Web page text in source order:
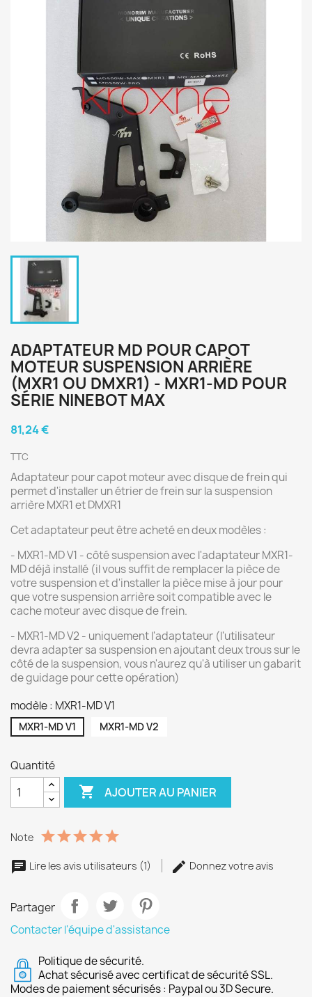
ADAPTATEUR MD POUR CAPOT
MOTEUR SUSPENSION ARRIÈRE
(MXR1 OU DMXR1) - MXR1-MD POUR
SÉRIE NINEBOT MAX
81,24 €
TTC
Adaptateur pour capot moteur avec disque de frein qui
permet d'installer un étrier de frein sur la suspension
arrière MXR1 et DMXR1
Cet adaptateur peut être acheté en deux modèles :
- MXR1-MD V1 - côté suspension avec l'adaptateur MXR1-
MD déjà installé (il vous suffit de remplacer la pièce de
votre suspension et d'installer la pièce mise à jour pour
que votre suspension arrière soit compatible avec le
cache moteur avec disque de frein.
- MXR1-MD V2 - uniquement l'adaptateur (l'utilisateur
devra adapter sa suspension en ajoutant deux trous sur le
côté de la suspension, vous n'aurez qu'à utiliser un gabarit
de guidage pour cette opération)
modèle : MXR1-MD V1
MXR1-MD V1 MXR1-MD V2
Quantité
 AJOUTER AU PANIER
Note
Lire les avis utilisateurs (1) Donnez votre avis
Partager
Contacter l'équipe d'assistance
Politique de sécurité.
Achat sécurisé avec certificat de sécurité SSL.
Modes de paiement sécurisés : Paypal ou 3D Secure.